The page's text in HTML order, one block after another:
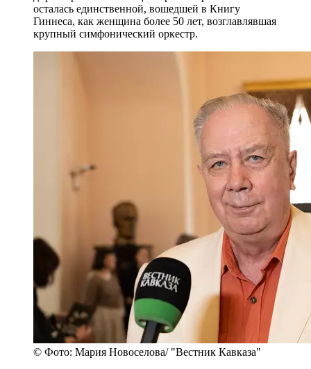
осталась единственной, вошедшей в Книгу
Гиннеса, как женщина более 50 лет, возглавлявшая
крупный симфонический оркестр.
© Фото: Мария Новоселова/ "Вестник Кавказа"